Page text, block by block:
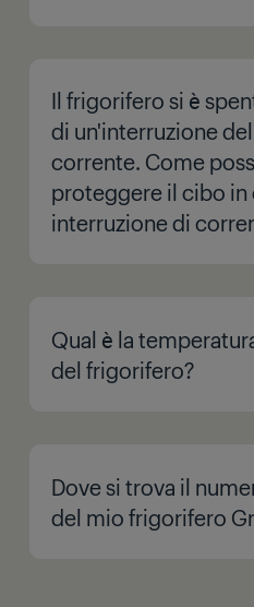
Il frigorifero si è
di un'interruzione
corrente. Come
proteggere il cibo in
interruzione di
Qual è la
del frigorifero?
Dove si trova il
del mio frigorifero